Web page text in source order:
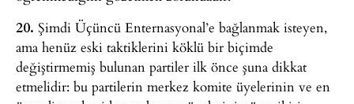
20. Şimdi Üçüncü Enternasyonal’e bağlanmak isteyen,
ama henüz eski taktiklerini köklü bir biçimde
değiştirmemiş bulunan partiler ilk önce şuna dikkat
etmelidir: bu partilerin merkez komite üyelerinin ve en